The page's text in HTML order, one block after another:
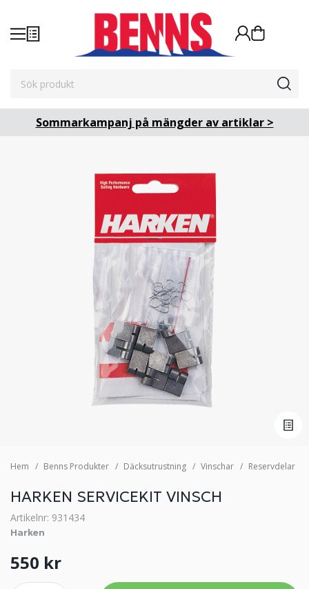
Sommarkampanj på mängder av artiklar >
Hem Benns Produkter Däcksutrustning Vinschar Reservdelar
HARKEN SERVICEKIT VINSCH
Artikelnr: 931434
Harken
550 kr